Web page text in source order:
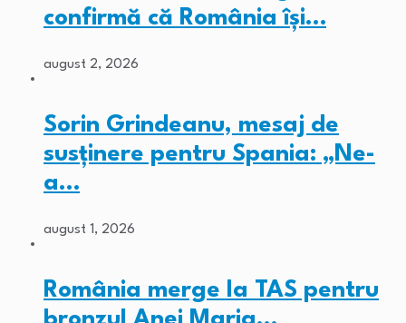
confirmă că România își…
august 2, 2026
Sorin Grindeanu, mesaj de
susținere pentru Spania: „Ne-
a…
august 1, 2026
România merge la TAS pentru